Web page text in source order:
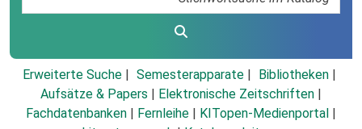
Erweiterte Suche Semesterapparate
Bibliotheken
Aufsätze & Papers
Elektronische Zeitschriften
Fachdatenbanken
Fernleihe KITopen-Medienportal